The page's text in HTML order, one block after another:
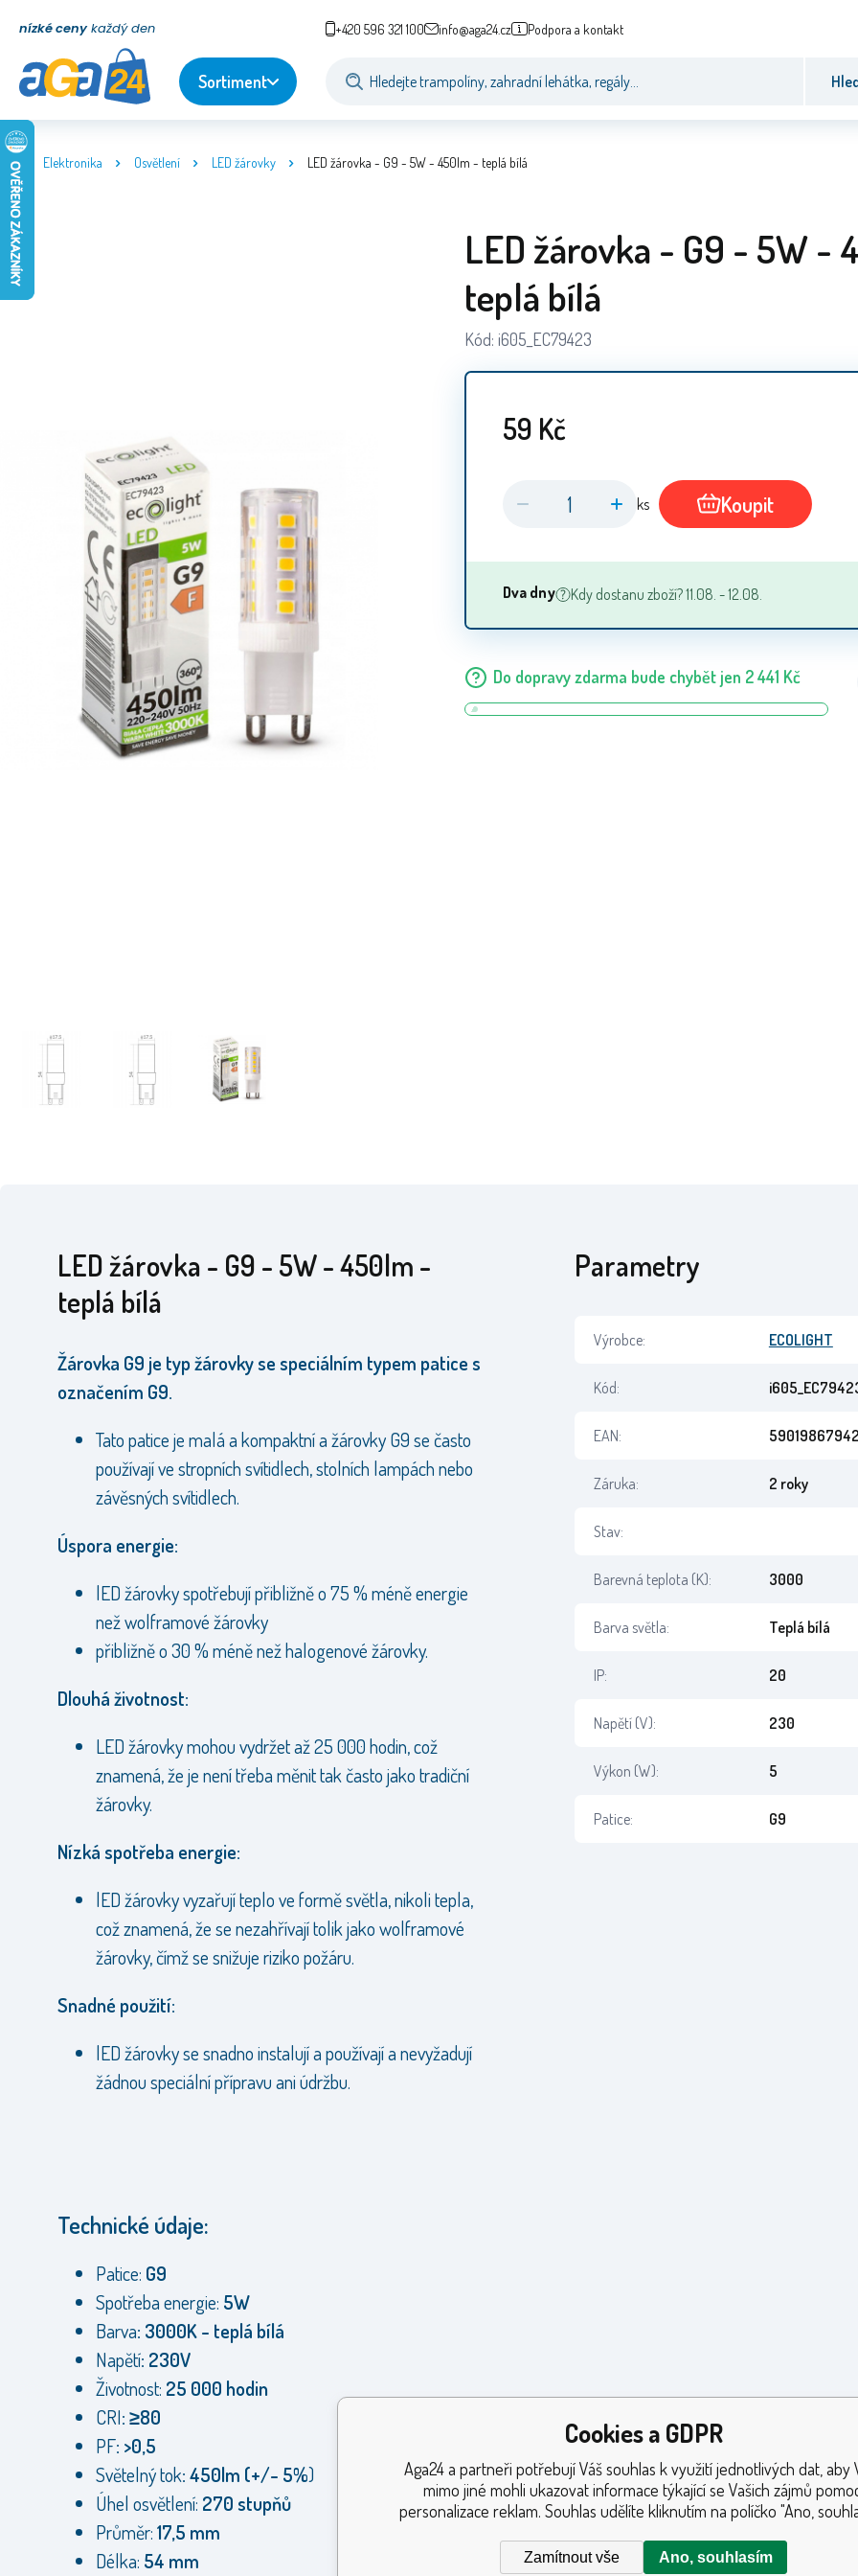
nízké ceny každý den +420 596 321 100 info@aga24.cz Podpora a kontakt
Sortiment
Elektronika Osvětlení LED žárovky LED žárovka - G9 - 5W - 450lm - teplá bílá
LED žárovka - G9 - 5W -
teplá bílá
Kód: i605_EC79423
59 Kč
ks Koupit
Dva dny Kdy dostanu zboží? 11.08. - 12.08.
Do dopravy zdarma bude chybět jen 2 441 Kč
LED žárovka - G9 - 5W - 450lm -
teplá bílá
Žárovka G9 je typ žárovky se speciálním typem patice s
označením G9.
Tato patice je malá a kompaktní a žárovky G9 se často
používají ve stropních svítidlech, stolních lampách nebo
závěsných svítidlech.
Úspora energie:
lED žárovky spotřebují přibližně o 75 % méně energie
než wolframové žárovky
přibližně o 30 % méně než halogenové žárovky.
Dlouhá životnost:
LED žárovky mohou vydržet až 25 000 hodin, což
znamená, že je není třeba měnit tak často jako tradiční
žárovky.
Nízká spotřeba energie:
lED žárovky vyzařují teplo ve formě světla, nikoli tepla,
což znamená, že se nezahřívají tolik jako wolframové
žárovky, čímž se snižuje riziko požáru.
Snadné použití:
lED žárovky se snadno instalují a používají a nevyžadují
žádnou speciální přípravu ani údržbu.
Technické údaje:
Patice: G9
Spotřeba energie: 5W
Barva: 3000K - teplá bílá
Napětí: 230V
Životnost: 25 000 hodin
CRI: ≥80
PF: >0,5
Světelný tok: 450lm (+/- 5%)
Úhel osvětlení: 270 stupňů
Průměr:17,5 mm
Délka: 54 mm
Parametry
Výrobce: ECOLIGHT
Kód:
EAN:
Záruka: 2 roky
Stav:
Barevná teplota (K): 3000
Barva světla: Teplá bílá
IP: 20
Napětí (V): 230
Výkon (W): 5
Patice: G9
Cookies a GDPR
Aga24 a partneři potřebují Váš souhlas k využití jednotlivých dat, aby
mimo jiné mohli ukazovat informace týkající se Vašich zájmů
personalizace reklam. Souhlas udělíte kliknutím na políčko "Ano,
Zamítnout vše Ano, souhlasím